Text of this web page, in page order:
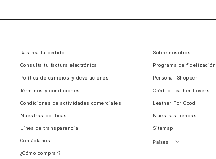
Rastrea tu pedido
Consulta tu factura electrónica
Política de cambios y devoluciones
Términos y condiciones
Condiciones de actividades comerciales
Nuestras políticas
Línea de transparencia
Contáctanos
¿Cómo comprar?
Sobre nosotros
Programa de fidelización
Personal Shopper
Crédito Leather Lovers
Leather For Good
Nuestras tiendas
Sitemap
Países